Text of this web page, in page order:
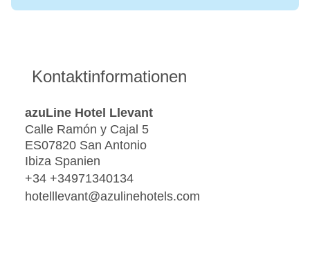
Kontaktinformationen
azuLine Hotel Llevant
Calle Ramón y Cajal 5
ES07820 San Antonio
Ibiza Spanien
+34 +34971340134
hotelllevant@azulinehotels.com